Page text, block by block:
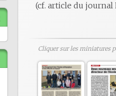
(cf. article du journal
Cliquer sur les miniatures